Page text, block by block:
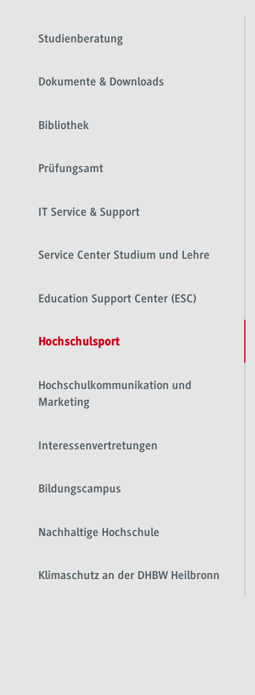
Studienberatung
Dokumente & Downloads
Bibliothek
Prüfungsamt
IT Service & Support
Service Center Studium und Lehre
Education Support Center (ESC)
Hochschulsport
Hochschulkommunikation und
Marketing
Interessenvertretungen
Bildungscampus
Nachhaltige Hochschule
Klimaschutz an der DHBW Heilbronn